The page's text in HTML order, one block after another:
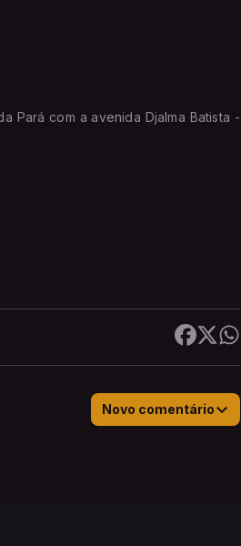
Pará com a avenida Djalma Batista -
Novo comentário